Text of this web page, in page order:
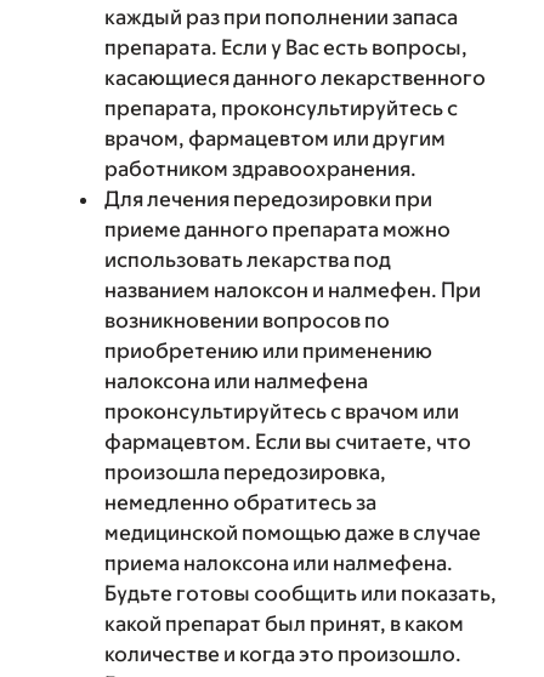
каждый раз при пополнении запаса
препарата. Если у Вас есть вопросы,
касающиеся данного лекарственного
препарата, проконсультируйтесь с
врачом, фармацевтом или другим
работником здравоохранения.
Для лечения передозировки при
приеме данного препарата можно
использовать лекарства под
названием налоксон и налмефен. При
возникновении вопросов по
приобретению или применению
налоксона или налмефена
проконсультируйтесь с врачом или
фармацевтом. Если вы считаете, что
произошла передозировка,
немедленно обратитесь за
медицинской помощью даже в случае
приема налоксона или налмефена.
Будьте готовы сообщить или показать,
какой препарат был принят, в каком
количестве и когда это произошло.